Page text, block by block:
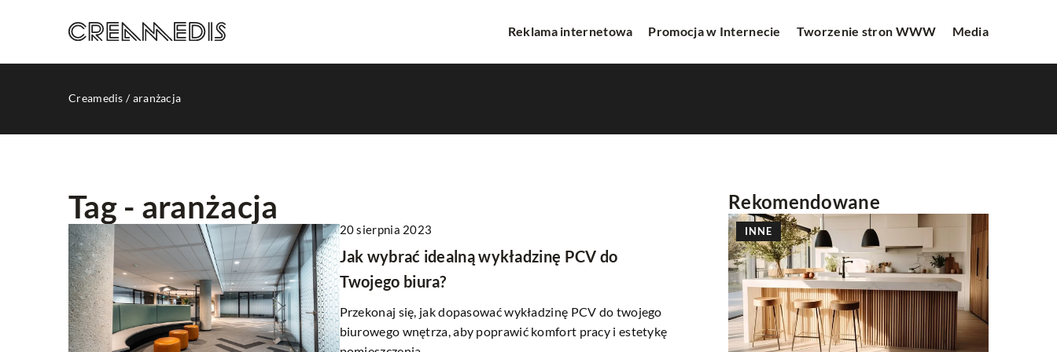
Reklama internetowa Promocja w Internecie Tworzenie stron WWW Media
Creamedis /aranżacja
Tag - aranżacja
20 sierpnia 2023
Jak wybrać idealną wykładzinę PCV do
Twojego biura?
Przekonaj się, jak dopasować wykładzinę PCV do twojego
biurowego wnętrza, aby poprawić komfort pracy i estetykę
Rekomendowane
REKLAMA INTERNETOWA INNE